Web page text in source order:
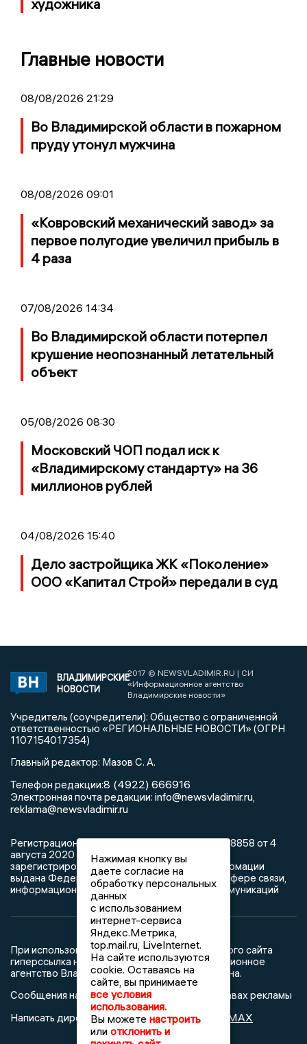
художника
Главные новости
08/08/2026 21:29
Во Владимирской области в пожарном
пруду утонул мужчина
08/08/2026 09:01
«Ковровский механический завод» за
первое полугодие увеличил прибыль в
4 раза
07/08/2026 14:34
Во Владимирской области потерпел
крушение неопознанный летательный
объект
05/08/2026 08:30
Московский ЧОП подал иск к
«Владимирскому стандарту» на 36
миллионов рублей
04/08/2026 15:40
Дело застройщика ЖК «Поколение»
ООО «Капитал Строй» передали в суд
ВЛАДИМИРСКИЕ
НОВОСТИ
2017 © NEWSVLADIMIR.RU | СИ
«Информационное агентство
Владимирские новости»
Учредитель (соучредители): Общество с ограниченной
ответственностью «РЕГИОНАЛЬНЫЕ НОВОСТИ» (ОГРН
1107154017354)
Главный редактор: Мазов С. А.
Телефон редакции:8 (4922) 666916
Электронная почта редакции: info@newsvladimir.ru,
reklama@newsvladimir.ru
Регистрационный номер: серия Эл № ФС77-78858 от 4
августа 2020 г. согласно выписке из реестра
зарегистрированных средств массовой информации
выдана Федеральной службой по надзору в сфере связи,
информационных технологий и массовых коммуникаций
При использовании любого материала с данного сайта
гиперссылка на Сетевое издание «Информационное
агентство Владимирские новости» обязательна.
Сообщения на сером фоне размещены на правах рекламы
Написать директору в телеграм@mazov MAX
Нажимая кнопку вы
даете согласие на
обработку персональных
данных
с использованием
интернет-сервиса
Яндекс.Метрика,
top.mail.ru, LiveInternet.
На сайте используются
cookie. Оставаясь на
сайте, вы принимаете
все условия
использования.
Вы можете настроить
или отклонить и